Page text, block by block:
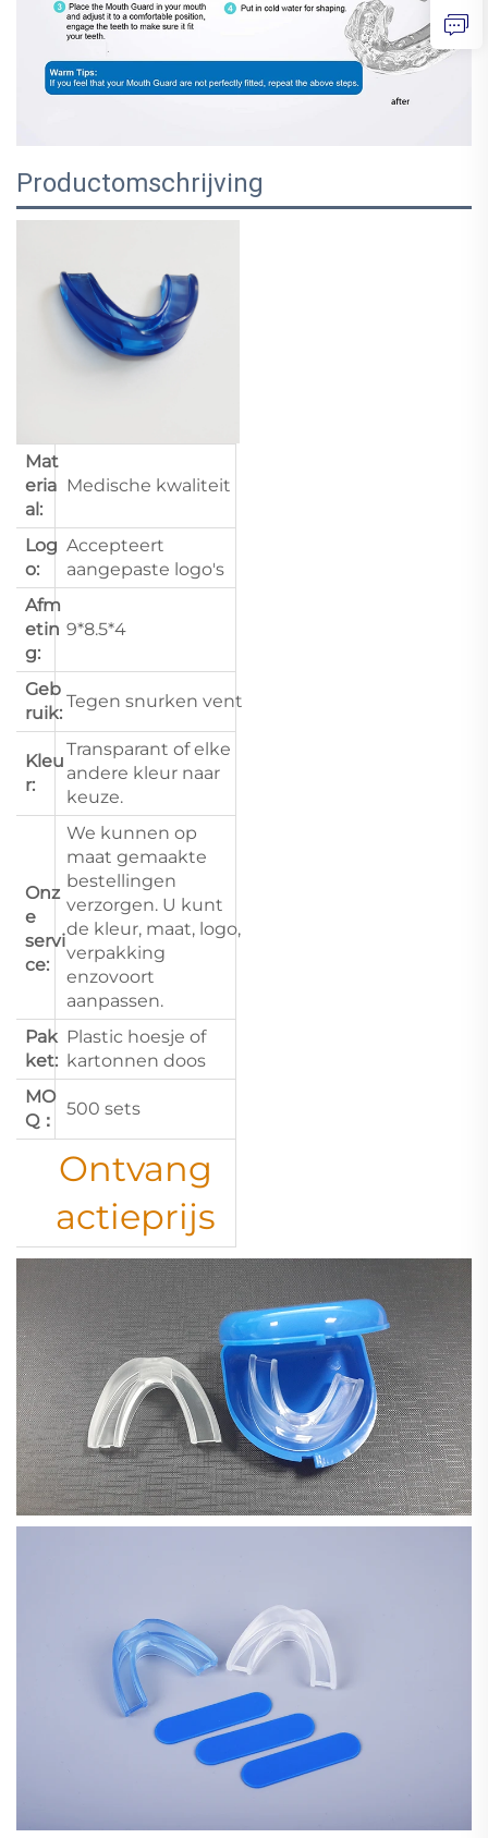
Productomschrijving
Mat
eria
al:
Medische kwaliteit
Log
o:
Accepteert
aangepaste logo's
Afm
etin
g:
9*8.5*4
Geb
ruik:
Tegen snurken vent
Kleu
r:
Transparant of elke
andere kleur naar
keuze.
Onz
e
servi
ce:
We kunnen op
maat gemaakte
bestellingen
verzorgen. U kunt
de kleur, maat, logo,
verpakking
enzovoort
aanpassen.
Pak
ket:
Plastic hoesje of
kartonnen doos
MO
Q：
500 sets
Ontvang
actieprijs